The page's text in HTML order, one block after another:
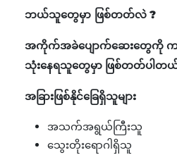
ဘယ်သူတွေမှာ ဖြစ်တတ်လဲ ?
အကိုက်အခဲပျောက်ဆေးတွေကို က
သုံးနေရသူတွေမှာ ဖြစ်တတ်ပါတ
အခြားဖြစ်နိုင်ခြေရှိသူများ
အသက်အရွယ်ကြီးသူ
သွေးတိုးရောဂါရှိသူ